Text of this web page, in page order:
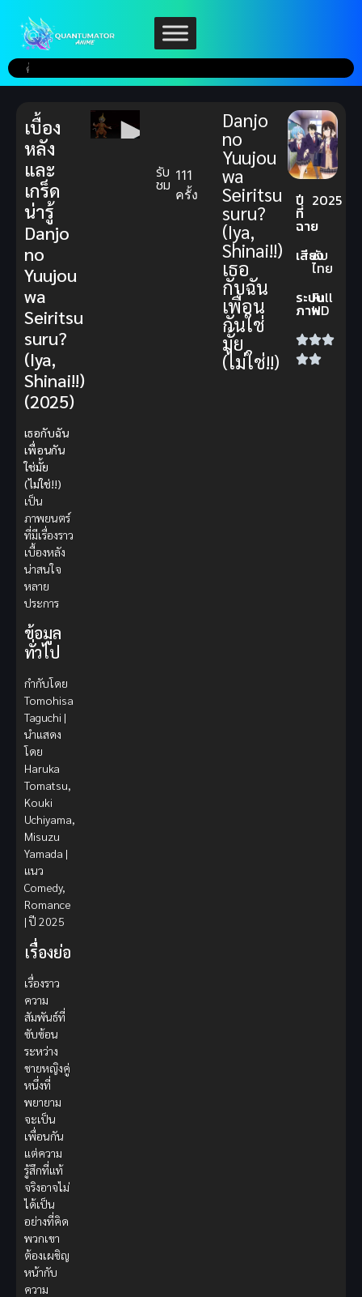
รับ
ชม 111
ครั้ง
Danjo
no
Yuujou
wa
Seiritsu
suru?
(Iya,
Shinai!!)
เธอ
กับฉัน
เพื่อน
กันใช่
มั้ย
(ไม่ใช่!!)
ปี
ที่
ฉาย
2025
เสียง
ซับ
ไทย
ระบบ
ภาพ
Full
HD
เบื้อง
หลัง
และ
เกร็ด
น่ารู้
Danjo
no
Yuujou
wa
Seiritsu
suru?
(Iya,
Shinai!!)
(2025)
เธอกับฉัน
เพื่อนกัน
ใช่มั้ย
(ไม่ใช่!!)
เป็น
ภาพยนตร์
ที่มีเรื่องราว
เบื้องหลัง
น่าสนใจ
หลาย
ประการ
ข้อมูล
ทั่วไป
กำกับโดย
Tomohisa
Taguchi |
นำแสดง
โดย
Haruka
Tomatsu,
Kouki
Uchiyama,
Misuzu
Yamada |
แนว
Comedy,
Romance
| ปี 2025
เรื่องย่อ
เรื่องราว
ความ
สัมพันธ์ที่
ซับซ้อน
ระหว่าง
ชายหญิงคู่
หนึ่งที่
พยายาม
จะเป็น
เพื่อนกัน
แต่ความ
รู้สึกที่แท้
จริงอาจไม่
ได้เป็น
อย่างที่คิด
พวกเขา
ต้องเผชิญ
หน้ากับ
ความ